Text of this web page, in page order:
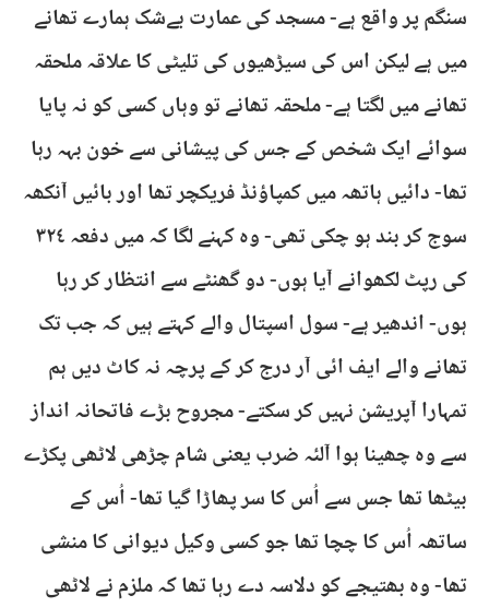
سنگم پر واقع ہے- مسجد کی عمارت بےشک ہمارے تھانے
میں ہے لیکن اس کی سیڑھیوں کی تلیٹی کا علاقہ ملحقہ
تھانے میں لگتا ہے- ملحقہ تھانے تو وہاں کسی کو نہ پایا
سوائے ایک شخص کے جس کی پیشانی سے خون بہہ رہا
تھا- دائیں ہاتھہ میں کمپاؤنڈ فریکچر تھا اور بائیں آنکھہ
سوج کر بند ہو چکی تھی- وہ کہنے لگا کہ میں دفعہ ٣٢٤
کی رپٹ لکھوانے آیا ہوں- دو گھنٹے سے انتظار کر رہا
ہوں- اندھیر ہے- سول اسپتال والے کہتے ہیں کہ جب تک
تھانے والے ایف ائی آر درج کر کے پرچہ نہ کاٹ دیں ہم
تمہارا آپریشن نہیں کر سکتے- مجروح بڑے فاتحانہ انداز
سے وہ چھینا ہوا آلئہ ضرب یعنی شام چڑھی لاٹھی پکڑے
بیٹھا تھا جس سے اُس کا سر پھاڑا گیا تھا- اُس کے
ساتھہ اُس کا چچا تھا جو کسی وکیل دیوانی کا منشی
تھا- وہ بھتیجے کو دلاسہ دے رہا تھا کہ ملزم نے لاٹھی